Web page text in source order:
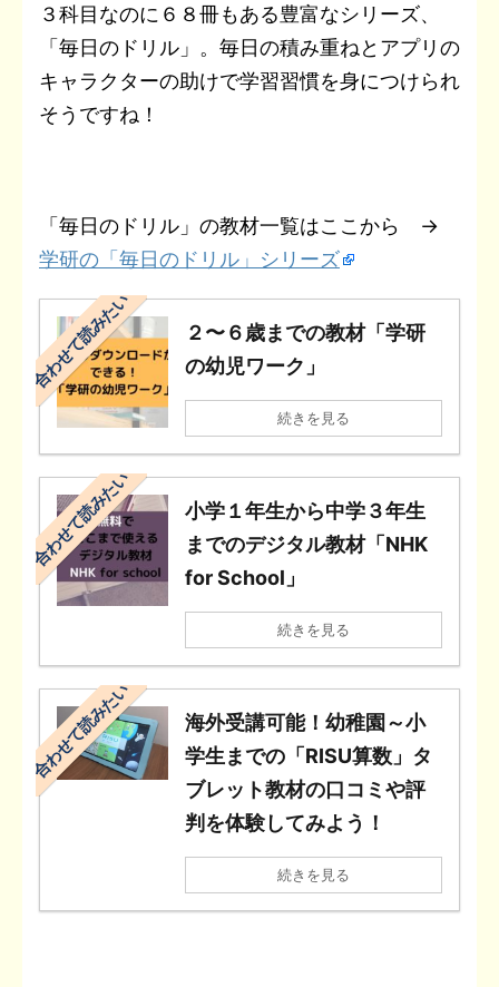
３科目なのに６８冊もある豊富なシリーズ、
「毎日のドリル」。毎日の積み重ねとアプリの
キャラクターの助けで学習習慣を身につけられ
そうですね！
「毎日のドリル」の教材一覧はここから →
学研の「毎日のドリル」シリーズ
合わせて読みたい
２〜６歳までの教材「学研
の幼児ワーク」
続きを見る
合わせて読みたい
小学１年生から中学３年生
までのデジタル教材「NHK
for School」
続きを見る
合わせて読みたい
海外受講可能！幼稚園～小
学生までの「RISU算数」タ
ブレット教材の口コミや評
判を体験してみよう！
続きを見る